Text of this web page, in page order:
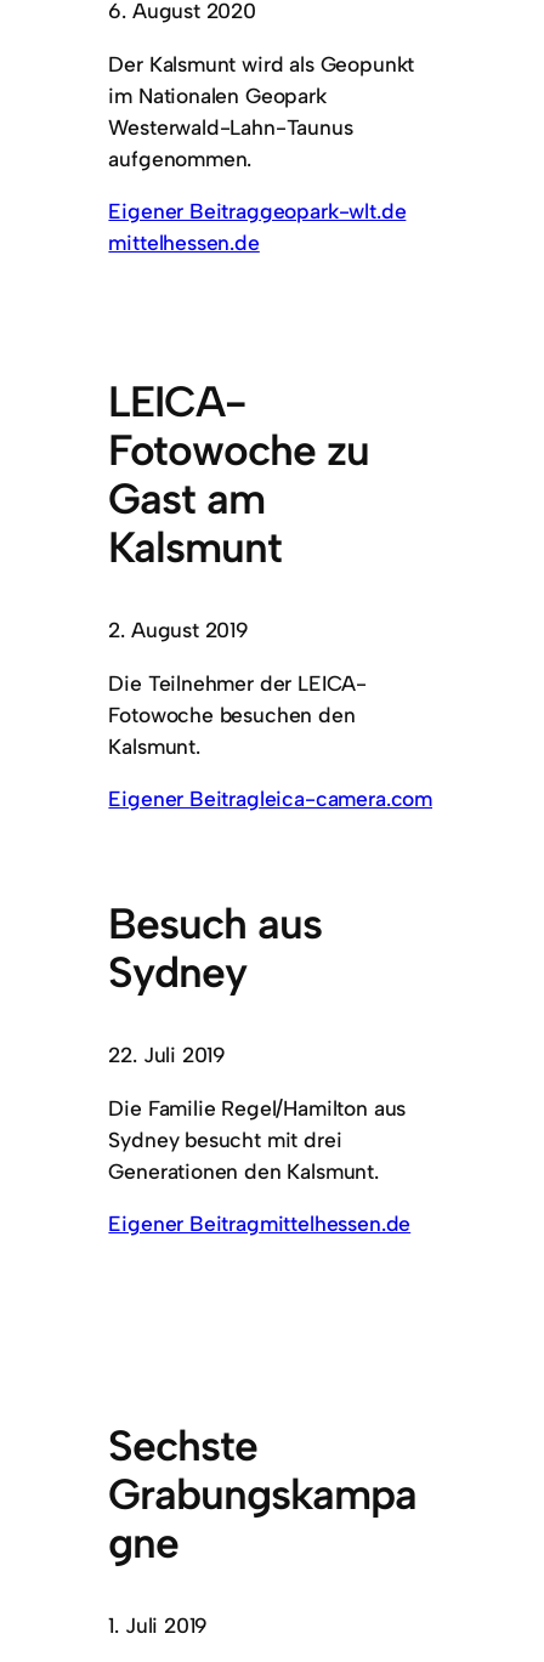
6. August 2020
Der Kalsmunt wird als Geopunkt
im Nationalen Geopark
Westerwald-Lahn-Taunus
aufgenommen.
Eigener Beitraggeopark-wlt.de
mittelhessen.de
LEICA-
Fotowoche zu
Gast am
Kalsmunt
2. August 2019
Die Teilnehmer der LEICA-
Fotowoche besuchen den
Kalsmunt.
Eigener Beitragleica-camera.com
Besuch aus
Sydney
22. Juli 2019
Die Familie Regel/Hamilton aus
Sydney besucht mit drei
Generationen den Kalsmunt.
Eigener Beitragmittelhessen.de
Sechste
Grabungskampa
gne
1. Juli 2019